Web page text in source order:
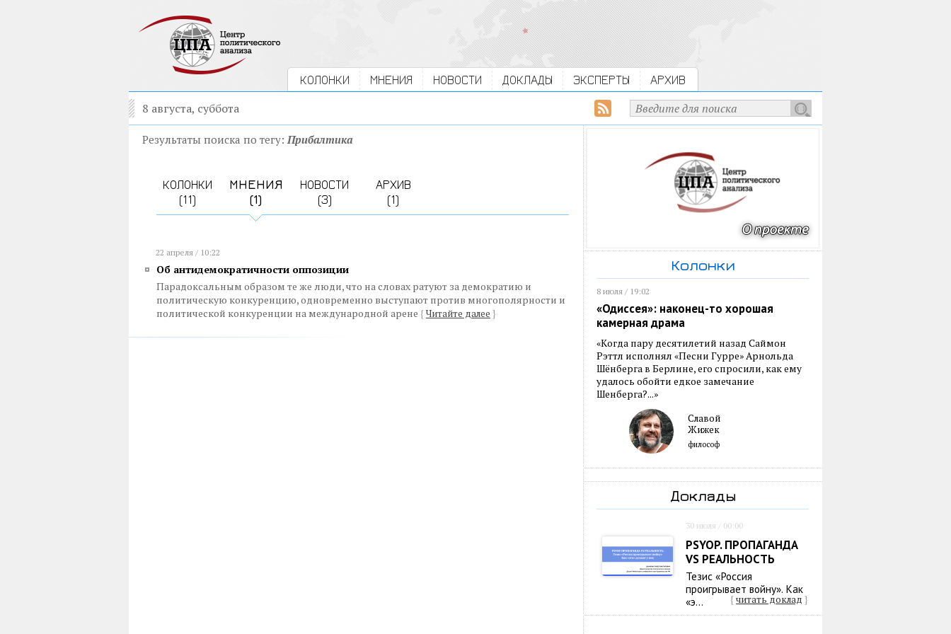
КОЛОНКИ МНЕНИЯ НОВОСТИ ДОКЛАДЫ ЭКСПЕРТЫ АРХИВ
8 августа, суббота
Результаты поиска по тегу:Прибалтика
КОЛОНКИ
(11)
МНЕНИЯ
(1)
НОВОСТИ
(3)
АРХИВ
(1)
22 апреля / 10:22
Об антидемократичности оппозиции
Парадоксальным образом те же люди, что на словах ратуют за демократию и
политическую конкуренцию, одновременно выступают против многополярности и
политической конкуренции на международной арене { Читайте далее }
Колонки
8 июля / 19:02
«Одиссея»: наконец-то хорошая
камерная драма
«Когда пару десятилетий назад Саймон
Рэттл исполнял «Песни Гурре» Арнольда
Шёнберга в Берлине, его спросили, как ему
удалось обойти едкое замечание
Шенберга?...»
Славой
Жижек
философ
Доклады
30 июля / 00:00
PSYOP. ПРОПАГАНДА
VS РЕАЛЬНОСТЬ
Тезис «Россия
проигрывает войну». Как
«э...
{ читать доклад }